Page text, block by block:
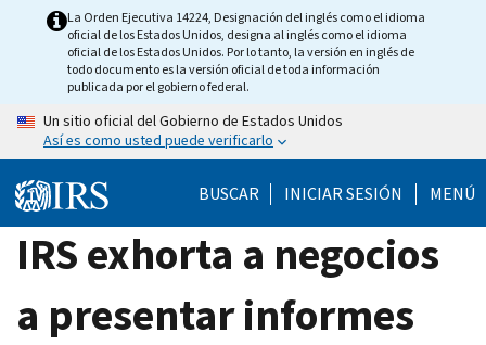
La Orden Ejecutiva 14224, Designación del inglés como el idioma
oficial de los Estados Unidos, designa al inglés como el idioma
oficial de los Estados Unidos. Por lo tanto, la versión en inglés de
todo documento es la versión oficial de toda información
publicada por el gobierno federal.
Un sitio oficial del Gobierno de Estados Unidos
Así es como usted puede verificarlo
BUSCAR INICIAR SESIÓN MENÚ
IRS exhorta a negocios
a presentar informes